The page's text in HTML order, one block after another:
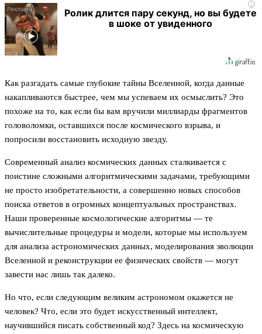
i
Ролик длится пару секунд, но вы будете
в шоке от увиденного
Как разгадать самые глубокие тайны Вселенной, когда данные
накапливаются быстрее, чем мы успеваем их осмыслить? Это
похоже на то, как если бы вам вручили миллиарды фрагментов
головоломки, оставшихся после космического взрыва, и
попросили восстановить исходную звезду.
Современный анализ космических данных сталкивается с
поистине сложными алгоритмическими задачами, требующими
не просто изобретательности, а совершенно новых способов
поиска ответов в огромных концептуальных пространствах.
Наши проверенные космологические алгоритмы — те
вычислительные процедуры и модели, которые мы используем
для анализа астрономических данных, моделирования эволюции
Вселенной и реконструкции ее физических свойств — могут
завести нас лишь так далеко.
Но что, если следующим великим астрономом окажется не
человек? Что, если это будет искусственный интеллект,
научившийся писать собственный код? Здесь на космическую